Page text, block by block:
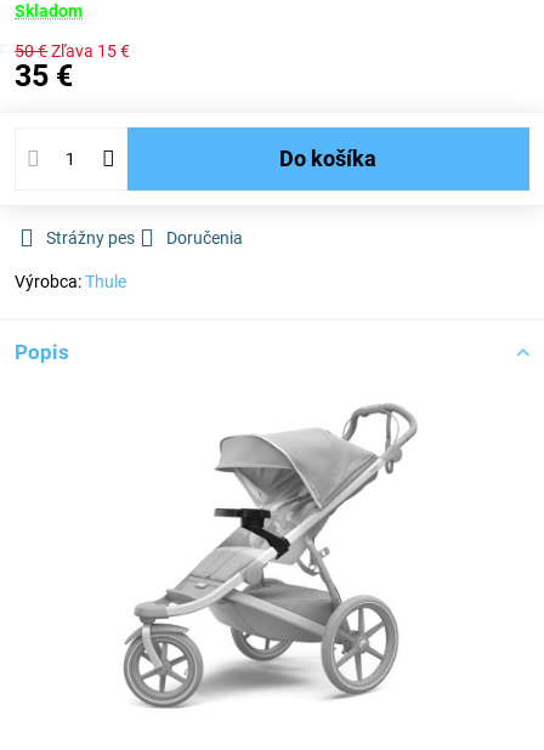
Skladom
50 €Zľava 15 €
35 €
Do košíka
Strážny pes Doručenia
Výrobca:Thule
Popis